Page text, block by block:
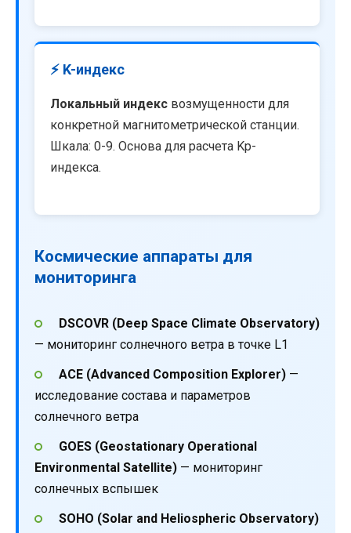
⚡ K-индекс
Локальный индекс возмущенности для
конкретной магнитометрической станции.
Шкала: 0-9. Основа для расчета Kp-
индекса.
Космические аппараты для
мониторинга
DSCOVR (Deep Space Climate Observatory)
— мониторинг солнечного ветра в точке L1
ACE (Advanced Composition Explorer)—
исследование состава и параметров
солнечного ветра
GOES (Geostationary Operational
Environmental Satellite) — мониторинг
солнечных вспышек
SOHO (Solar and Heliospheric Observatory)